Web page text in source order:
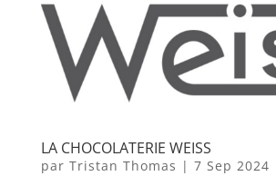
LA CHOCOLATERIE WEISS
par Tristan Thomas | 7 Sep 2024